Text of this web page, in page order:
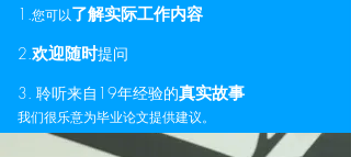
1.您可以了解实际工作内容
2.欢迎随时提问
3. 聆听来自19年经验的真实故事
我们很乐意为毕业论文提供建议。